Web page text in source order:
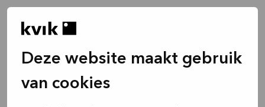
Deze website maakt gebruik
van cookies